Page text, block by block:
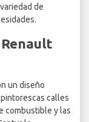
de
un diseño
calles
combustible y las